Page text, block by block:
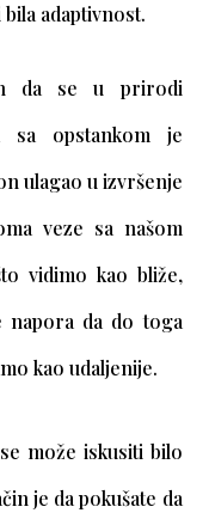
adaptivnost.
da se u prirodi
sa opstankom je
ulagao u izvršenje
veze sa našom
vidimo kao bliže,
napora da do toga
kao udaljenije.
može iskusiti bilo
je da pokušate da